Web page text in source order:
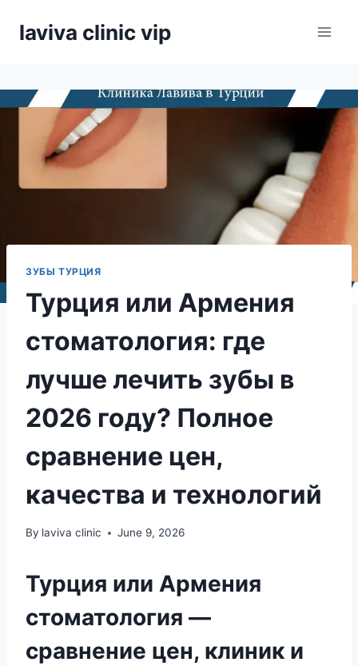
laviva clinic vip
ЗУБЫ ТУРЦИЯ
Турция или Армения
стоматология: где
лучше лечить зубы в
2026 году? Полное
сравнение цен,
качества и технологий
By laviva clinic June 9, 2026
Турция или Армения
стоматология —
сравнение цен, клиник и